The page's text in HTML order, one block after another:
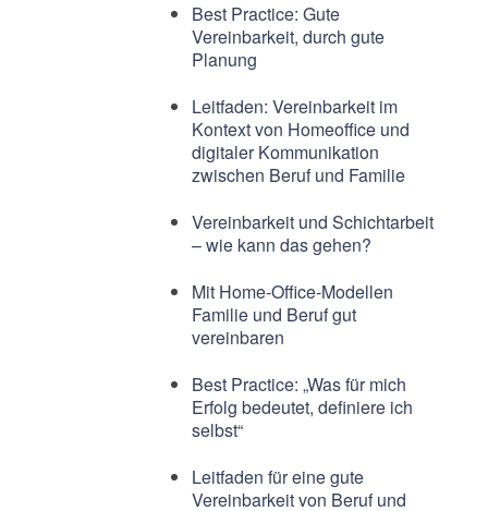
Best Practice: Gute
Vereinbarkeit, durch gute
Planung
Leitfaden: Vereinbarkeit im
Kontext von Homeoffice und
digitaler Kommunikation
zwischen Beruf und Familie
Vereinbarkeit und Schichtarbeit
– wie kann das gehen?
Mit Home-Office-Modellen
Familie und Beruf gut
vereinbaren
Best Practice: „Was für mich
Erfolg bedeutet, definiere ich
selbst“
Leitfaden für eine gute
Vereinbarkeit von Beruf und